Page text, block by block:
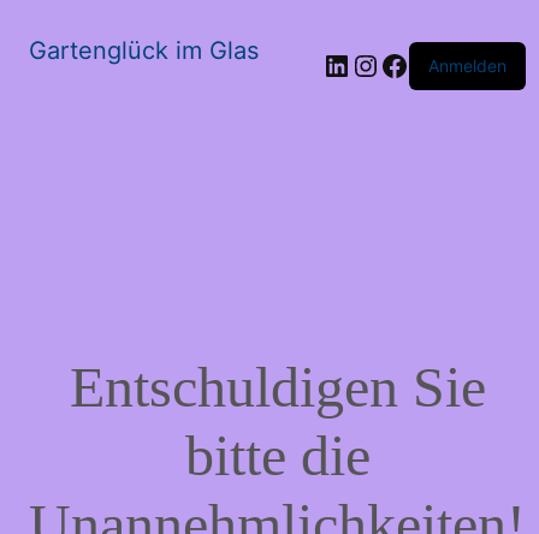
Gartenglück im Glas LinkedIn
Instagram
Facebook
Anmelden
Entschuldigen Sie
bitte die